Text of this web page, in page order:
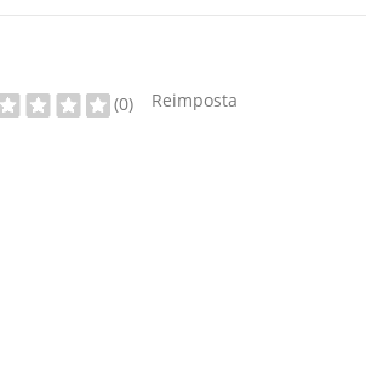
(0) Reimposta